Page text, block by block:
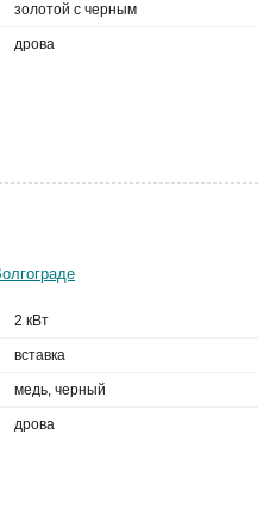
золотой с черным
дрова
2 кВт
вставка
медь, черный
дрова